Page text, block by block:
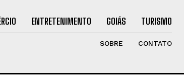
ENTRETENIMENTO GOIÁS TURISMO
SOBRE CONTATO